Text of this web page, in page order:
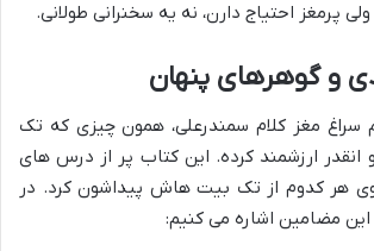
پرمغز احتیاج دارن، نه یه سخنرانی طولانی.
و گوهرهای پنهان
سراغ مغز کلام سمندرعلی، همون چیزی که تک
انقدر ارزشمند کرده. این کتاب پر از درس های
هر کدوم از تک بیت هاش پیداشون کرد. در
این مضامین اشاره می کنیم: